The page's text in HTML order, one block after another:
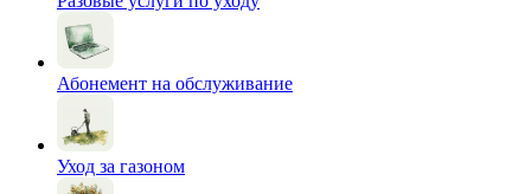
Абонемент на обслуживание
Уход за газоном